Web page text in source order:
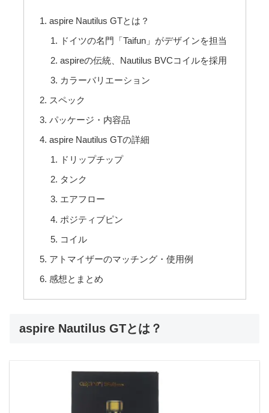
aspire Nautilus GTとは？
ドイツの名門「Taifun」がデザインを担当
aspireの伝統、Nautilus BVCコイルを採用
カラーバリエーション
スペック
パッケージ・内容品
aspire Nautilus GTの詳細
ドリップチップ
タンク
エアフロー
ポジティブピン
コイル
アトマイザーのマッチング・使用例
感想とまとめ
aspire Nautilus GTとは？